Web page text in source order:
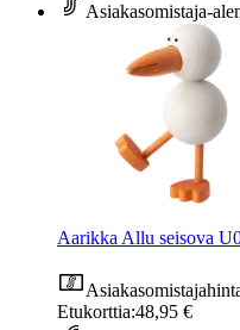
Asiakasomistaja-
Aarikka Allu seisova
Etukorttia:48,95 €